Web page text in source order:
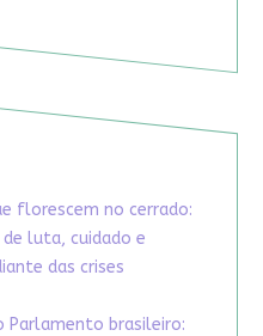
florescem no cerrado:
luta, cuidado e
das crises
Parlamento brasileiro: